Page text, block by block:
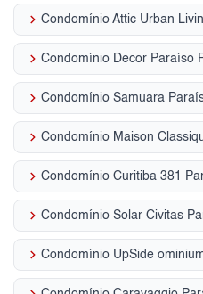
keyboard_arrow_right Condomínio Attic Urban
keyboard_arrow_right Condomínio Decor Paraíso
keyboard_arrow_right Condomínio Samuara
keyboard_arrow_right Condomínio Maison
keyboard_arrow_right Condomínio Curitiba 381
keyboard_arrow_right Condomínio Solar Civitas
keyboard_arrow_right Condomínio UpSide